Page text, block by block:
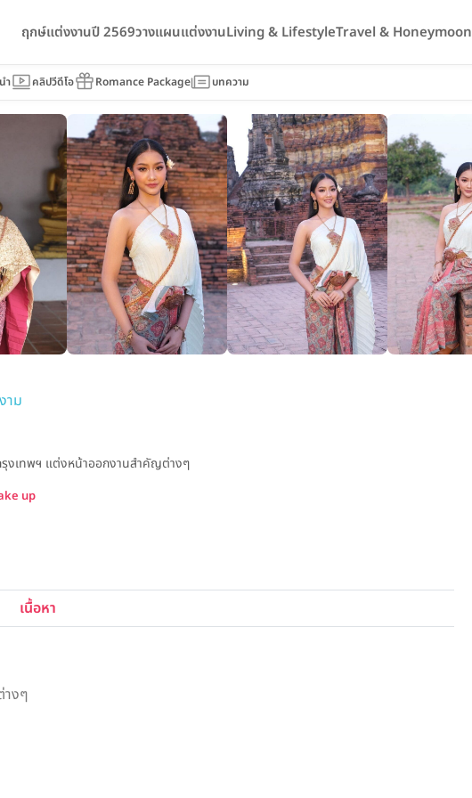
ฤกษ์แต่งงานปี 2569วางแผนแต่งงานLiving & LifestyleTravel & Honeymoon
ำ คลิปวีดีโอ Romance Package บทความ
าม
รุงเทพฯ แต่งหน้าออกงานสำคัญต่างๆ
up
เนื้อหา
งๆ